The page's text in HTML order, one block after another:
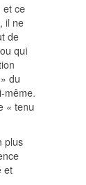
et ce
il ne
de
qui
du
même.
« tenu
plus
et